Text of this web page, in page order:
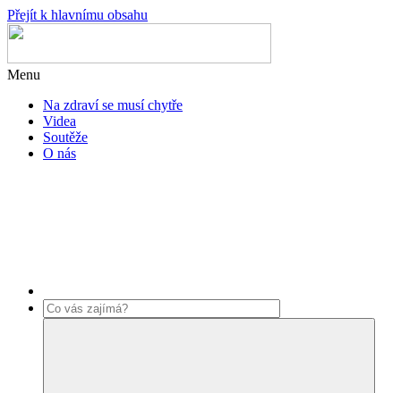
Přejít k hlavnímu obsahu
Menu
Na zdraví se musí chytře
Videa
Soutěže
O nás